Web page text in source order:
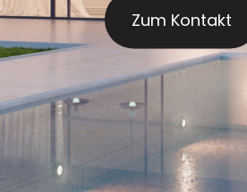
Zum Kontakt